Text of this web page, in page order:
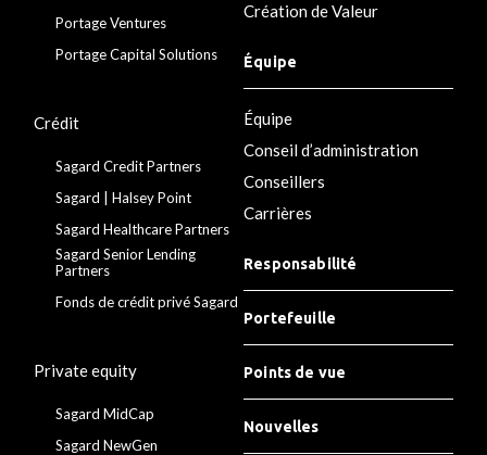
Portage Ventures
Portage Capital Solutions
Crédit
Sagard Credit Partners
Sagard | Halsey Point
Sagard Healthcare Partners
Sagard Senior Lending
Partners
Fonds de crédit privé Sagard
Private equity
Sagard MidCap
Sagard NewGen
Création de Valeur
Équipe
Équipe
Conseil d’administration
Conseillers
Carrières
Responsabilité
Portefeuille
Points de vue
Nouvelles